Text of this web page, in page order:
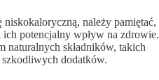
niskokaloryczną, należy pamiętać,
potencjalny wpływ na zdrowie.
naturalnych składników, takich
dodatków.